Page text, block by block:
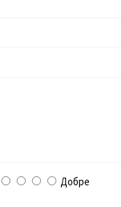
Добре